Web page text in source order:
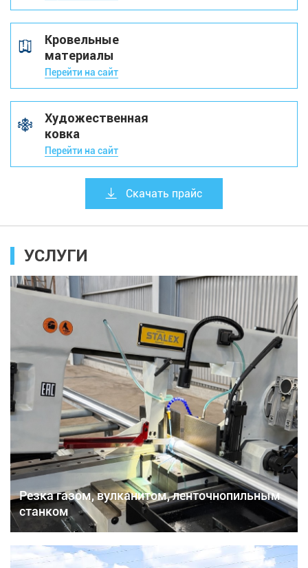
Кровельные
материалы
Перейти на сайт
Художественная
ковка
Перейти на сайт
Скачать прайс
УСЛУГИ
Резка газом, вулканитом, ленточнопильным
станком